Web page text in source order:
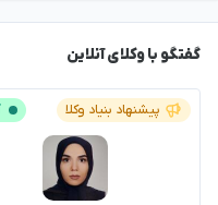
گفتگو با وکلای آنلاین
پیشنهاد بنیاد وکلا